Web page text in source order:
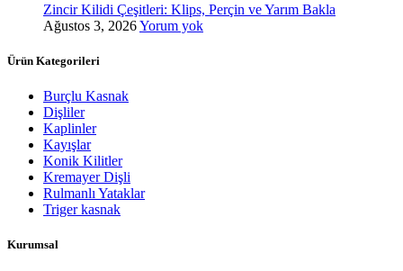
Zincir Kilidi Çeşitleri: Klips, Perçin ve Yarım Bakla
Ağustos 3, 2026Yorum yok
Ürün Kategorileri
Burçlu Kasnak
Dişliler
Kaplinler
Kayışlar
Konik Kilitler
Kremayer Dişli
Rulmanlı Yataklar
Triger kasnak
Kurumsal